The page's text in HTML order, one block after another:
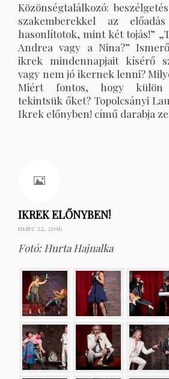
Közönségtalálkozó:
szakemberekkel az
hasonlítotok, mint két tojás!”
Andrea vagy a Nina?”
ikrek mindennapjait kísérő
vagy nem jó ikernek lenni?
Miért fontos, hogy külön
tekintsük őket? Topolcsányi
Ikrek előnyben! című darabja
IKREK ELŐNYBEN!
márc 22, 2016
Fotó: Hurta Hajnalka